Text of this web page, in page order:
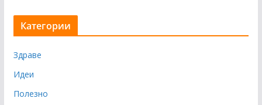
Категории
Здраве
Идеи
Полезно